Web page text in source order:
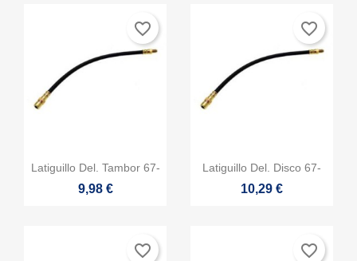
Vista rápida
Latiguillo Del. Tambor 67-
9,98 €
favorite_border
Vista rápida
Latiguillo Del. Disco 67-
10,29 €
favorite_border
favorite_border favorite_border